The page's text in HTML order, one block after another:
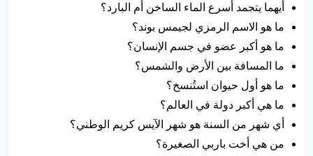
أيهما يتجمد أسرع الماء الساخن أم البارد؟
ما هو الاسم الرمزي لجيمس بوند؟
ما هو أكبر عضو في جسم الإنسان؟
ما المسافة بين الأرض والشمس؟
ما هو أول حيوان استُنسخ؟
ما هي أكبر دولة في العالم؟
أي شهر من السنة هو شهر الآيس كريم الوطني؟
من هي أخت باربي الصغيرة؟